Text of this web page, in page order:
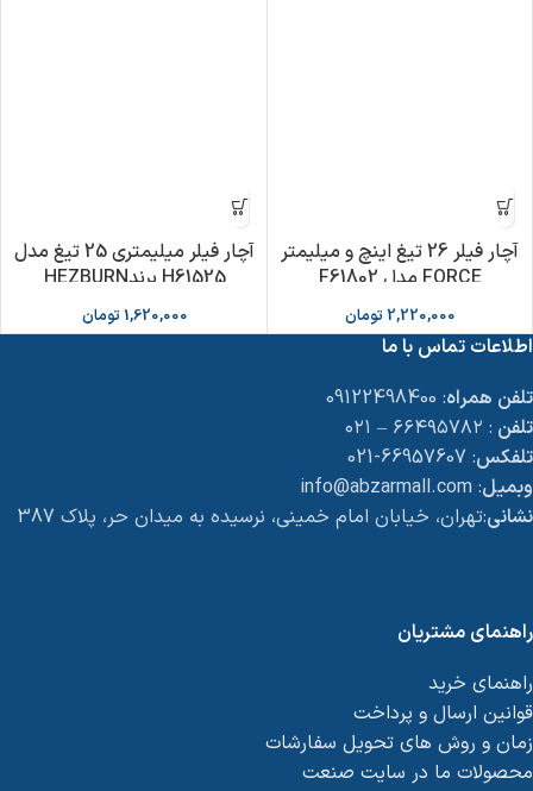
آچار فیلر 26 تیغ اینچ و میلیمتر
FORCE مدل F61802
2,220,000 تومان
آچار فیلر میلیمتری 25 تیغ مدل
H61525 برندHEZBURN
1,620,000 تومان
اطلاعات تماس با ما
تلفن همراه: 09122498400
تلفن : ۶۶۴۹۵۷۸۲ – ۰۲۱
تلفکس: 66957607-021
وبمیل: info@abzarmall.com
نشانی:تهران، خیابان امام خمینی، نرسیده به میدان حر، پلاک 387
راهنمای مشتریان
راهنمای خرید
قوانین ارسال و پرداخت
زمان و روش های تحویل سفارشات
محصولات ما در سایت صنعت